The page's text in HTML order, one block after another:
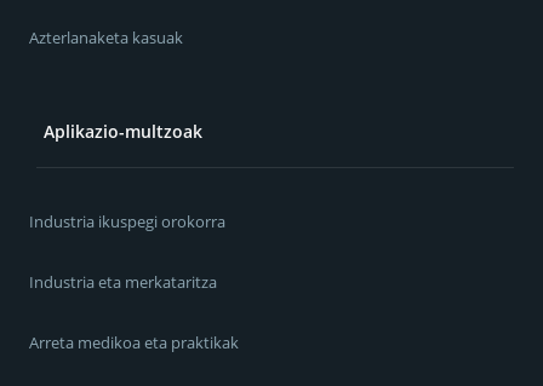
Azterlanaketa kasuak
Aplikazio-multzoak
Industria ikuspegi orokorra
Industria eta merkataritza
Arreta medikoa eta praktikak